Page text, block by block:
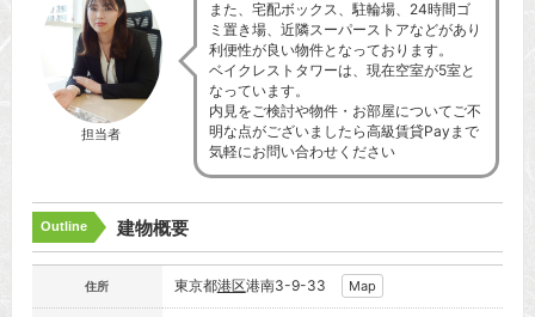
担当者
また、宅配ボックス、駐輪場、24時間ゴ
ミ置き場、近隣スーパーストアなどがあり
利便性が良い物件となっております。
ベイクレストタワーは、現在空室が5室と
なっています。
内見をご検討や物件・お部屋についてご不
明な点がございましたら高級賃貸Payまで
気軽にお問い合わせください
Outline 建物概要
住所 東京都港区港南3-9-33 Map